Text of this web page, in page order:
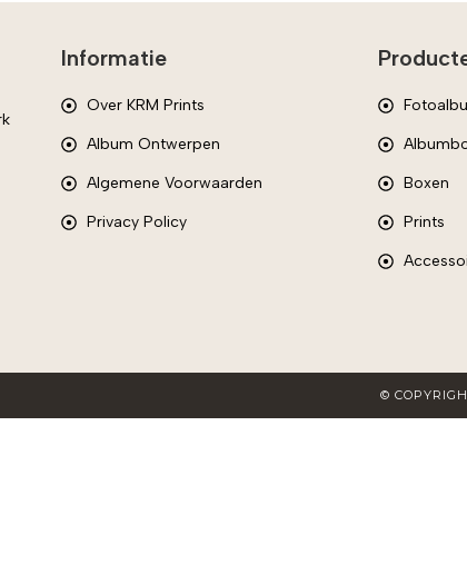
Informatie
Over KRM Prints
Album Ontwerpen
Algemene Voorwaarden
Privacy Policy
Boxen
Prints
©